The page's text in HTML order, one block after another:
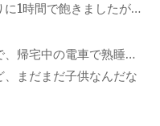
に1時間で飽きましたが…
、帰宅中の電車で熟睡…
まだまだ子供なんだな